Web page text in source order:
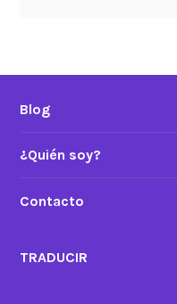
Blog
¿Quién soy?
Contacto
TRADUCIR